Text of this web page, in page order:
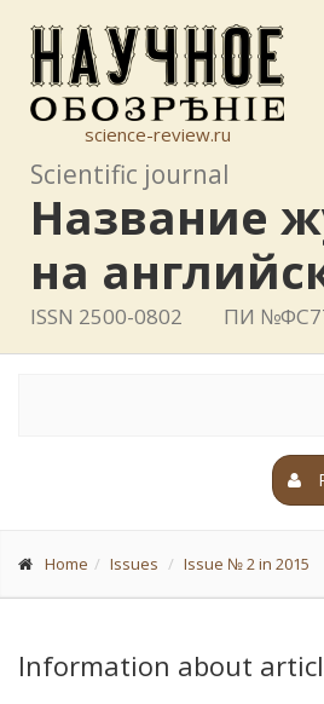
science-review.ru
Scientific journal
Название
на
ISSN 2500-0802 ПИ
Home Issues Issue № 2 in 2015
Information about